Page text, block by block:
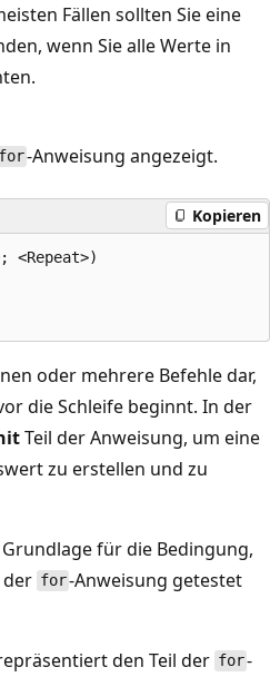
Fällen sollten Sie eine
wenn Sie alle Werte in
for-Anweisung angezeigt.
Kopieren
oder mehrere Befehle dar,
die Schleife beginnt. In der
Teil der Anweisung, um eine
zu erstellen und zu
für die Bedingung,
for-Anweisung getestet
den Teil der for-